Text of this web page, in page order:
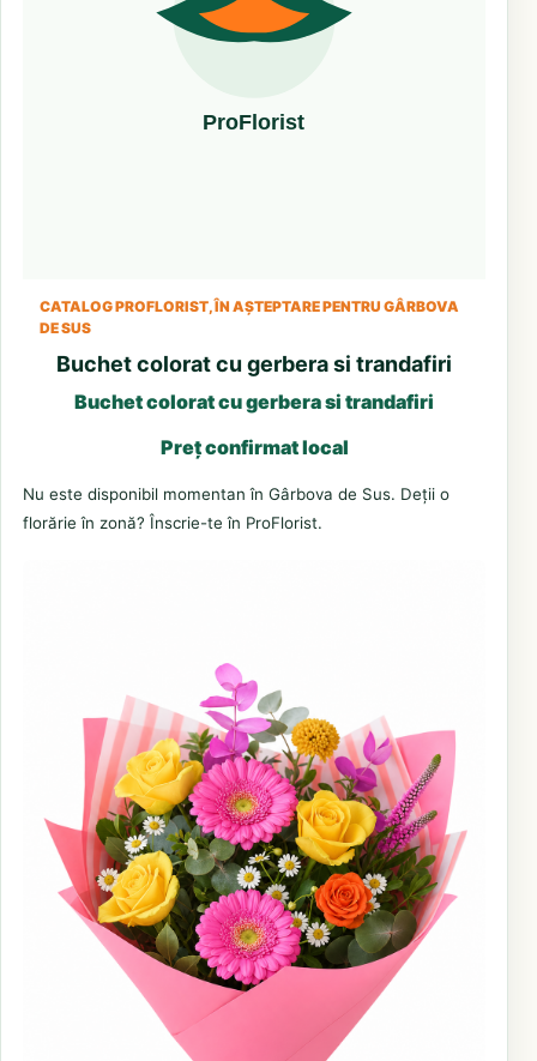
CATALOG PROFLORIST, ÎN AȘTEPTARE PENTRU GÂRBOVA
DE SUS
Buchet colorat cu gerbera si trandafiri
Buchet colorat cu gerbera si trandafiri
Preț confirmat local
Nu este disponibil momentan în Gârbova de Sus. Deții o
florărie în zonă? Înscrie-te în ProFlorist.